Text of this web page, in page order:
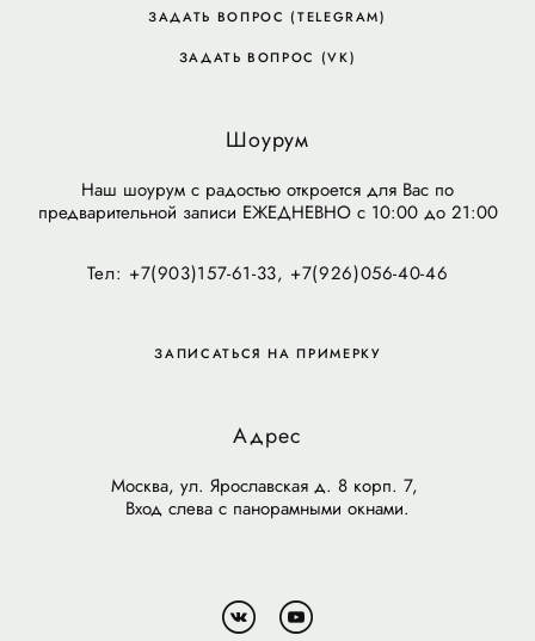
ЗАДАТЬ ВОПРОС (TELEGRAM)
ЗАДАТЬ ВОПРОС (VK)
Шоурум
Наш шоурум с радостью откроется для Вас по
предварительной записи ЕЖЕДНЕВНО с 10:00 до 21:00
Тел: +7(903)157-61-33, +7(926)056-40-46
ЗАПИСАТЬСЯ НА ПРИМЕРКУ
Адрес
Москва, ул. Ярославская д. 8 корп. 7,
Вход слева с панорамными окнами.